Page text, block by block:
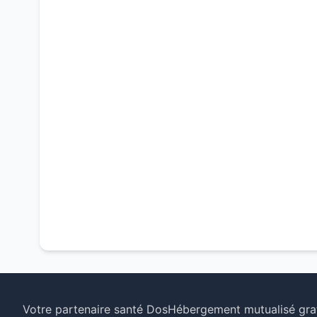
Votre partenaire santé DosHébergement mutualisé